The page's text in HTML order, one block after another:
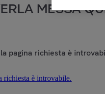
MESSA
pagina richiesta è
richiesta è introvabile.